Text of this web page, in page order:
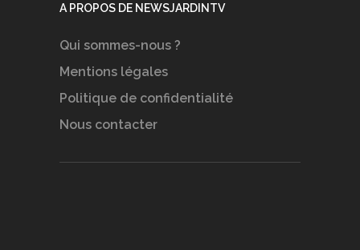
A PROPOS DE NEWSJARDINTV
Qui sommes-nous ?
Mentions légales
Politique de confidentialité
Nous contacter